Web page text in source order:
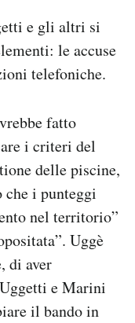
e gli altri si
le accuse
telefoniche.
fatto
i criteri del
delle piscine,
i punteggi
nel territorio”
Uggè
di aver
e Marini
il bando in